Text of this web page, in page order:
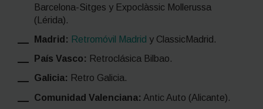
Barcelona-Sitges y Expoclàssic Mollerussa
(Lérida).
Madrid: Retromóvil Madrid y ClassicMadrid.
País Vasco: Retroclásica Bilbao.
Galicia: Retro Galicia.
Comunidad Valenciana: Antic Auto (Alicante).